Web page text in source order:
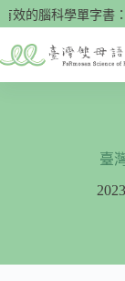
跳
主
的腦科學單字書：
臺